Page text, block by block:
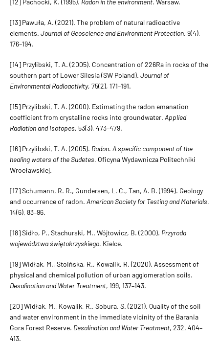
[12] Pachocki, K. (1995). Radon in the environment. Warsaw.
[13] Pawuła, A. (2021). The problem of natural radioactive
elements. Journal of Geoscience and Environment Protection, 9(4),
176–194.
[14] Przylibski, T. A. (2005). Concentration of 226Ra in rocks of the
southern part of Lower Silesia (SW Poland). Journal of
Environmental Radioactivity, 75(2), 171–191.
[15] Przylibski, T. A. (2000). Estimating the radon emanation
coefficient from crystalline rocks into groundwater. Applied
Radiation and Isotopes, 53(3), 473–479.
[16] Przylibski, T. A. (2005). Radon. A specific component of the
healing waters of the Sudetes. Oficyna Wydawnicza Politechniki
Wrocławskiej.
[17] Schumann, R. R., Gundersen, L. C., Tan, A. B. (1994). Geology
and occurrence of radon. American Society for Testing and Materials,
14(6), 83–96.
[18] Sidło, P., Stachurski, M., Wójtowicz, B. (2000). Przyroda
województwa świętokrzyskiego. Kielce.
[19] Widłak, M., Stoińska, R., Kowalik, R. (2020). Assessment of
physical and chemical pollution of urban agglomeration soils.
Desalination and Water Treatment, 199, 137–143.
[20] Widłak, M., Kowalik, R., Sobura, S. (2021). Quality of the soil
and water environment in the immediate vicinity of the Barania
Gora Forest Reserve. Desalination and Water Treatment, 232, 404–
413.